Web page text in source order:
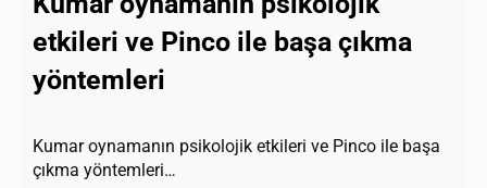
etkileri ve Pinco ile başa çıkma
yöntemleri
Kumar oynamanın psikolojik etkileri ve Pinco ile başa
çıkma yöntemleri…